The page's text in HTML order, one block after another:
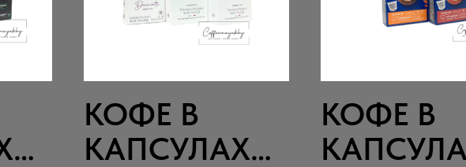
КОФЕ В
КАПСУЛАХ
КОФЕ В